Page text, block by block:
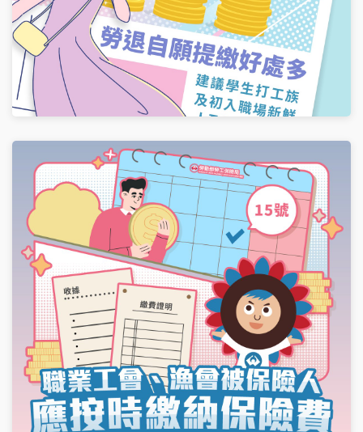
退休存錢大指南~勞退自提好處多
分類: 最新消息 2025-03-21
適用勞退新制的勞工朋友們注意啦 除雇主每月提繳的退休金
外，自己也可以在每月工資6%範圍內彈性自願提繳退休金喔~
自願提繳退休金，三大好處一次看~ 參與收益分配：自願提繳
金額每